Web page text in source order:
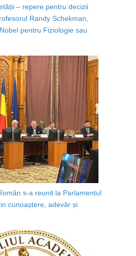
– repere pentru decizii
Randy Schekman,
pentru Fiziologie sau
s-a reunit la Parlamentul
cunoaștere, adevăr și